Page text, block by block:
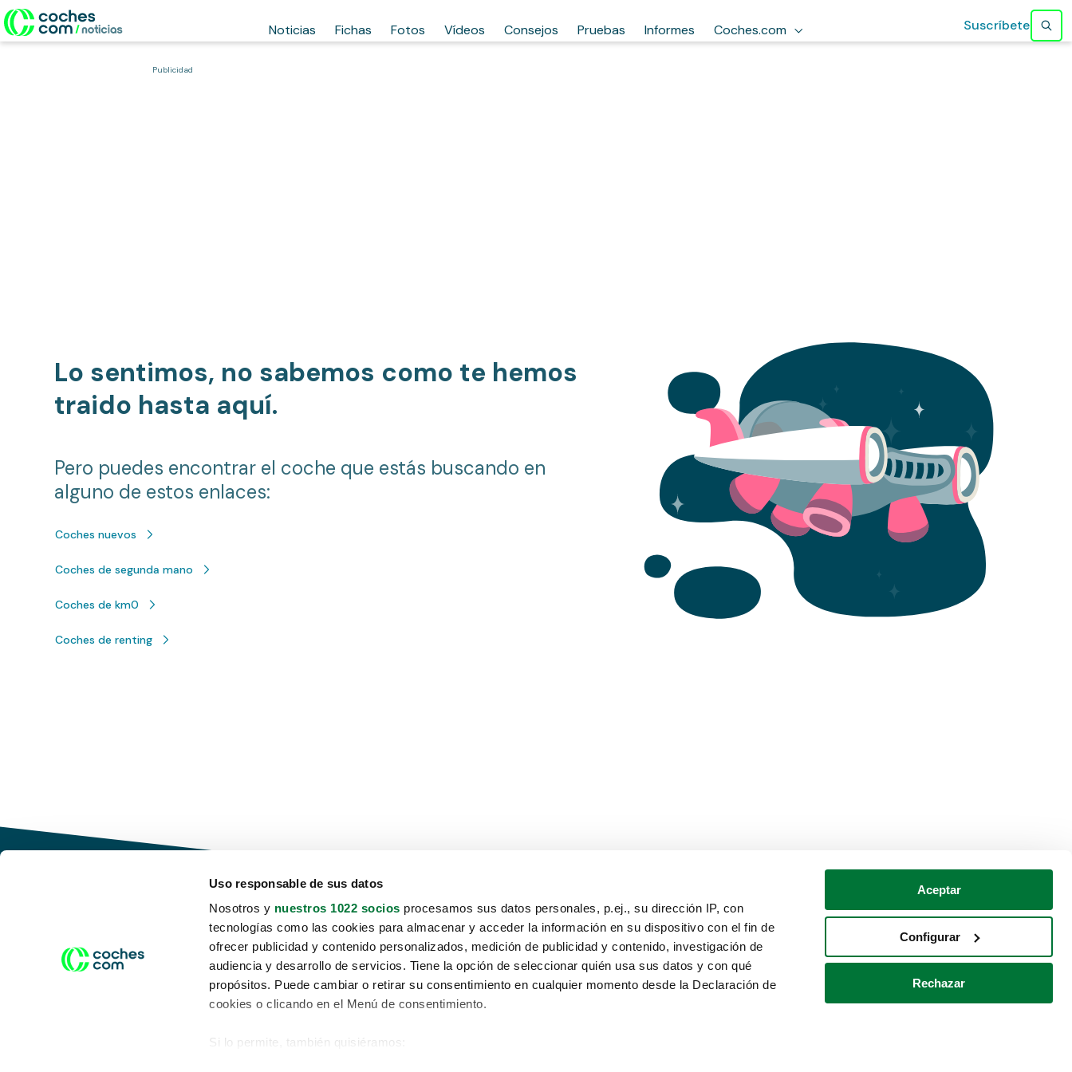
Uso responsable de sus datos
Nosotros y nuestros 1022 socios procesamos sus datos personales, p.ej., su dirección IP, con
tecnologías como las cookies para almacenar y acceder la información en su dispositivo con el fin de
ofrecer publicidad y contenido personalizados, medición de publicidad y contenido, investigación de
audiencia y desarrollo de servicios. Tiene la opción de seleccionar quién usa sus datos y con qué
propósitos. Puede cambiar o retirar su consentimiento en cualquier momento desde la Declaración de
cookies o clicando en el Menú de consentimiento.
Si lo permite, también quisiéramos:
Aceptar
Configurar
Rechazar
Noticias Fichas Fotos Vídeos Consejos Pruebas Informes Coches.com Suscríbete
Publicidad
Lo sentimos, no sabemos como te hemos
traido hasta aquí.
Pero puedes encontrar el coche que estás buscando en
alguno de estos enlaces:
Coches nuevos
Coches de segunda mano
Coches de km0
Coches de renting
Conduce tu futuro,
desata tu movilidad